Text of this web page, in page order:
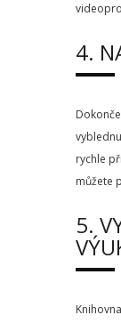
4.
rychle
můžete
5.